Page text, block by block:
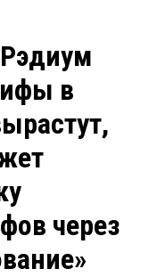
в
через